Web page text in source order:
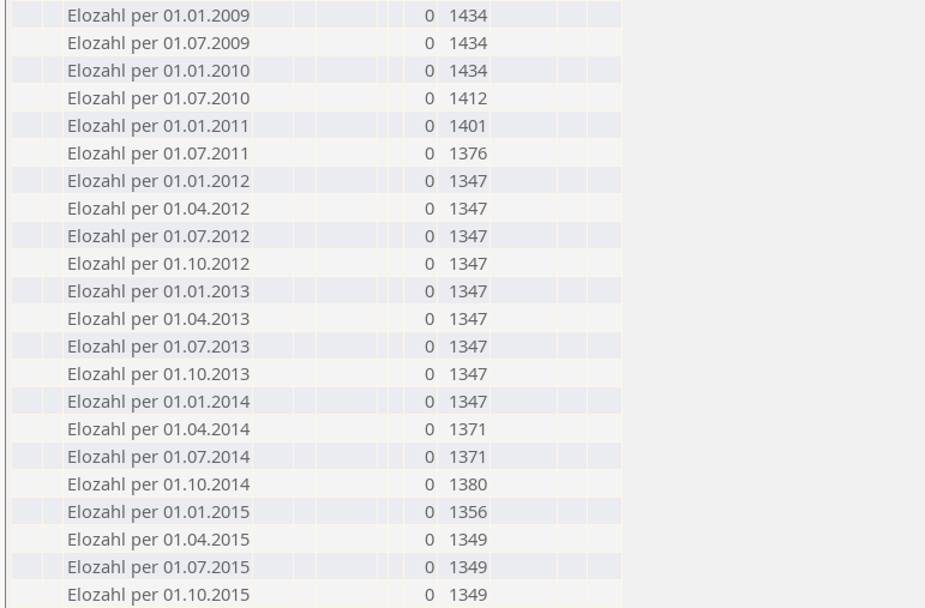
Elozahl per 01.01.2009
0
1434
Elozahl per 01.07.2009
0
1434
Elozahl per 01.01.2010
0
1434
Elozahl per 01.07.2010
0
1412
Elozahl per 01.01.2011
0
1401
Elozahl per 01.07.2011
0
1376
Elozahl per 01.01.2012
0
1347
Elozahl per 01.04.2012
0
1347
Elozahl per 01.07.2012
0
1347
Elozahl per 01.10.2012
0
1347
Elozahl per 01.01.2013
0
1347
Elozahl per 01.04.2013
0
1347
Elozahl per 01.07.2013
0
1347
Elozahl per 01.10.2013
0
1347
Elozahl per 01.01.2014
0
1347
Elozahl per 01.04.2014
0
1371
Elozahl per 01.07.2014
0
1371
Elozahl per 01.10.2014
0
1380
Elozahl per 01.01.2015
0
1356
Elozahl per 01.04.2015
0
1349
Elozahl per 01.07.2015
0
1349
Elozahl per 01.10.2015
0
1349